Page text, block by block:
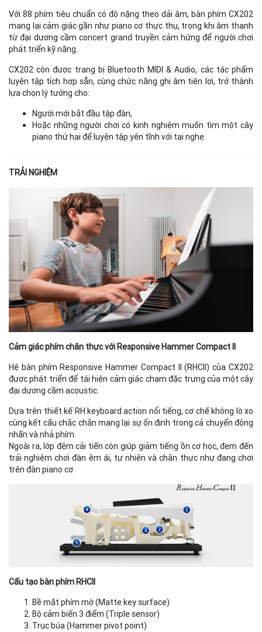
Với 88 phím tiêu chuẩn có độ nặng theo dải âm, bàn phím CX202
mang lại cảm giác gần như piano cơ thực thụ, trong khi âm thanh
từ đại dương cầm concert grand truyền cảm hứng để người chơi
phát triển kỹ năng.
CX202 còn được trang bị Bluetooth MIDI & Audio, các tác phẩm
luyện tập tích hợp sẵn, cùng chức năng ghi âm tiện lợi, trở thành
lựa chọn lý tưởng cho:
Người mới bắt đầu tập đàn,
Hoặc những người chơi có kinh nghiệm muốn tìm một cây
piano thứ hai để luyện tập yên tĩnh với tai nghe.
TRẢI NGHIỆM
Cảm giác phím chân thực với Responsive Hammer Compact II
Hệ bàn phím Responsive Hammer Compact II (RHCII) của CX202
được phát triển để tái hiện cảm giác chạm đặc trưng của một cây
đại dương cầm acoustic.
Dựa trên thiết kế RH keyboard action nổi tiếng, cơ chế không lò xo
cùng kết cấu chắc chắn mang lại sự ổn định trong cả chuyển động
nhấn và nhả phím.
Ngoài ra, lớp đệm cải tiến còn giúp giảm tiếng ồn cơ học, đem đến
trải nghiệm chơi đàn êm ái, tự nhiên và chân thực như đang chơi
trên đàn piano cơ.
Cấu tạo bàn phím RHCII
Bề mặt phím mờ (Matte key surface)
Bộ cảm biến 3 điểm (Triple sensor)
Trục búa (Hammer pivot point)